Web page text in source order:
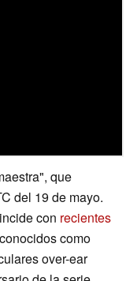
que
del 19 de mayo.
con recientes
como
over-ear